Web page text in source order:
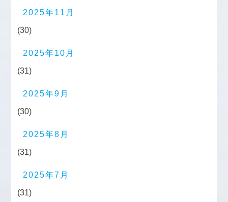
2025年11月
(30)
2025年10月
(31)
2025年9月
(30)
2025年8月
(31)
2025年7月
(31)